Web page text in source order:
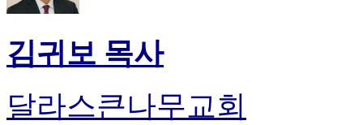
김귀보 목사
달라스큰나무교회